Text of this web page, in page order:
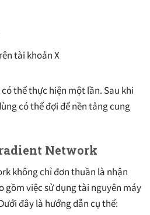
tài khoản X
thể thực hiện một lần. Sau khi
có thể đợi để nền tảng cung
Network
không chỉ đơn thuần là nhận
gồm việc sử dụng tài nguyên máy
đây là hướng dẫn cụ thể: